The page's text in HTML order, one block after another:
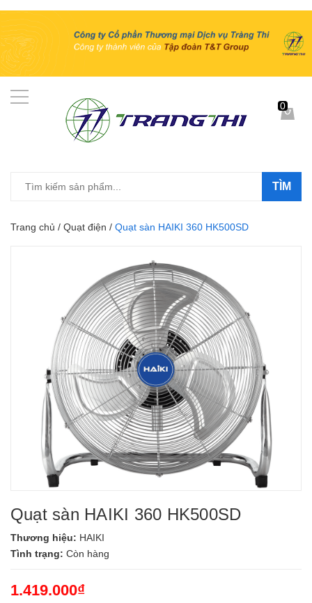
TÌM
0
Trang chủ / Quạt điện / Quạt sàn HAIKI 360 HK500SD
Quạt sàn HAIKI 360 HK500SD
Thương hiệu: HAIKI
Tình trạng: Còn hàng
1.419.000₫